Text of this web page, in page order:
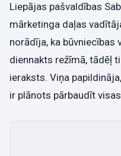
Liepājas pašvaldības
mārketinga daļas
norādīja, ka būvniecības
diennakts režīmā, tādēļ
ieraksts. Viņa
ir plānots pārbaudīt